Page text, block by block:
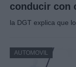
conducir con
la DGT explica que
AUTOMOVIL